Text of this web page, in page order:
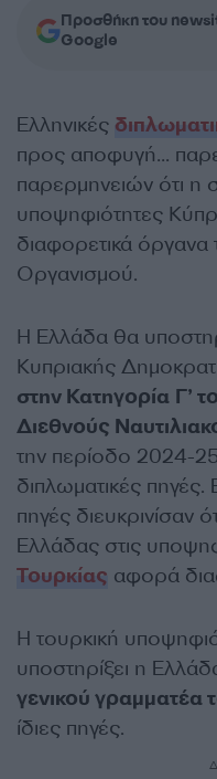
Προσθήκη του
Google
Ελληνικές
προς αποφυγή…
παρερμηνειών ότι η
υποψηφιότητες
διαφορετικά όργανα
Οργανισμού.
Η Ελλάδα θα
Κυπριακής
στην Κατηγορία Γ’
Διεθνούς
την περίοδο 2024-
διπλωματικές πηγές.
πηγές διευκρινίσαν
Ελλάδας στις
Τουρκίας αφορά
Η τουρκική
υποστηρίξει η
γενικού γραμματέα
ίδιες πηγές.